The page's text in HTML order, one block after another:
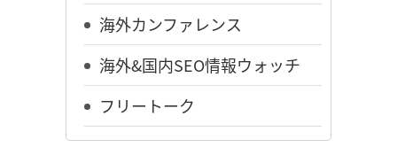
海外カンファレンス
海外&国内SEO情報ウォッチ
フリートーク